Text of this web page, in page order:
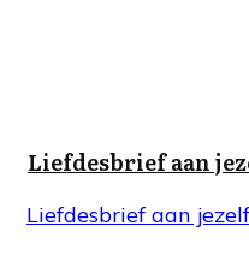
Liefdesbrief aan
Liefdesbrief aan jezelf